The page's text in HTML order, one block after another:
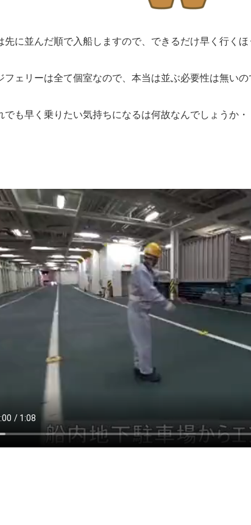
先に並んだ順で入船しますので、できるだけ早く行くほ
フェリーは全て個室なので、本当は並ぶ必要性は無いの
でも早く乗りたい気持ちになるは何故なんでしょうか・